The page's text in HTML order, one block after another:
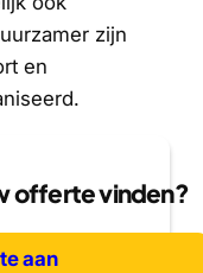
zijn
en
offerte vinden?
aan